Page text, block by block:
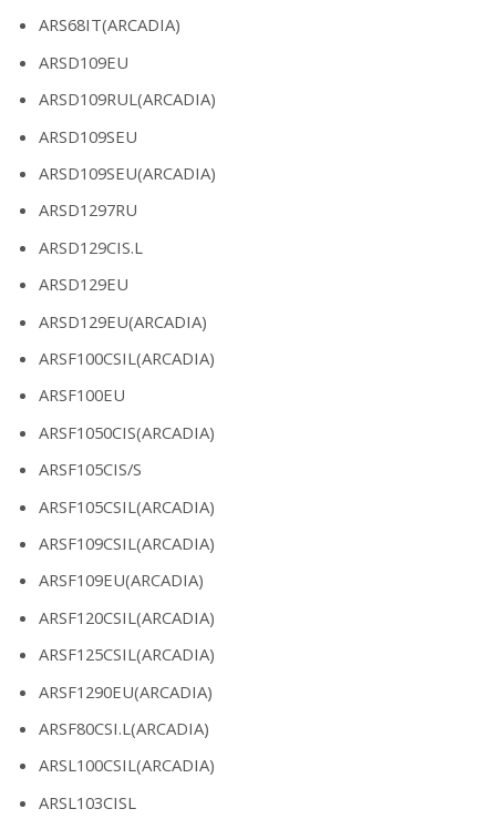
ARS68IT(ARCADIA)
ARSD109EU
ARSD109RUL(ARCADIA)
ARSD109SEU
ARSD109SEU(ARCADIA)
ARSD1297RU
ARSD129CIS.L
ARSD129EU
ARSD129EU(ARCADIA)
ARSF100CSIL(ARCADIA)
ARSF100EU
ARSF1050CIS(ARCADIA)
ARSF105CIS/S
ARSF105CSIL(ARCADIA)
ARSF109CSIL(ARCADIA)
ARSF109EU(ARCADIA)
ARSF120CSIL(ARCADIA)
ARSF125CSIL(ARCADIA)
ARSF1290EU(ARCADIA)
ARSF80CSI.L(ARCADIA)
ARSL100CSIL(ARCADIA)
ARSL103CISL